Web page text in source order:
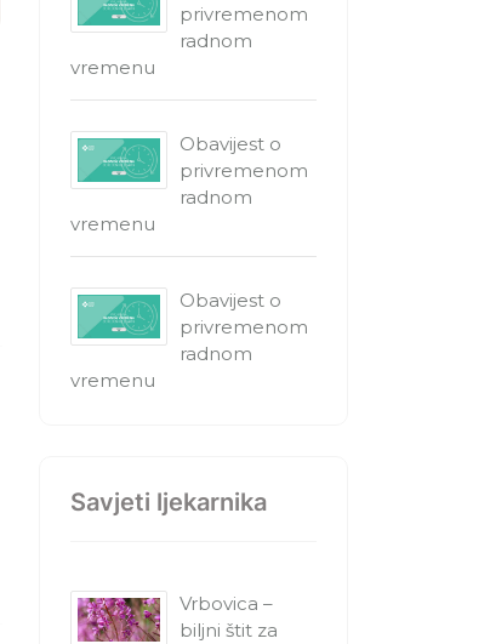
privremenom
radnom
vremenu
Obavijest o
privremenom
radnom
vremenu
Obavijest o
privremenom
radnom
vremenu
Savjeti ljekarnika
Vrbovica –
biljni štit za